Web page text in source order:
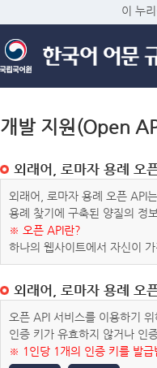
이 누
개발 지원(Open
외래어, 로마자 용례 오
외래어, 로마자 용례 오픈 API
용례 찾기에 구축된 양질의 정
※ 오픈 API란?
하나의 웹사이트에서 자신이
외래어, 로마자 용례 오
오픈 API 서비스를 이용하기
인증 키가 유효하지 않거나 인
※ 1인당 1개의 인증 키를 발급